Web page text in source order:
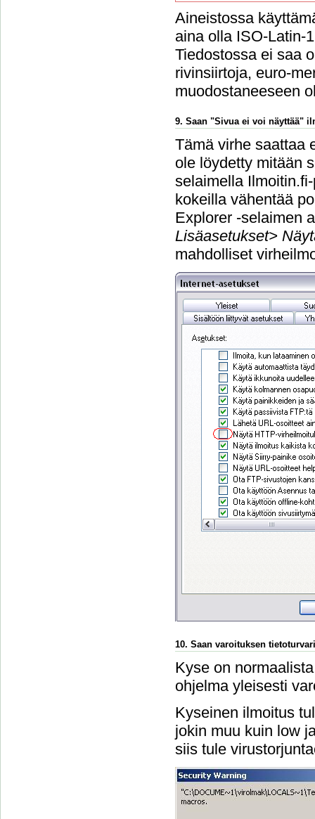
Aineistossa
aina olla ISO-Latin-
Tiedostossa ei saa
rivinsiirtoja, euro-
muodostaneeseen
9. Saan "Sivua ei voi näyttää"
Tämä virhe saattaa
ole löydetty mitään
selaimella
kokeilla vähentää
Explorer -selaimen
Lisäasetukset>
mahdolliset
10. Saan varoituksen
Kyse on
ohjelma yleisesti
Kyseinen ilmoitus
jokin muu kuin low
siis tule